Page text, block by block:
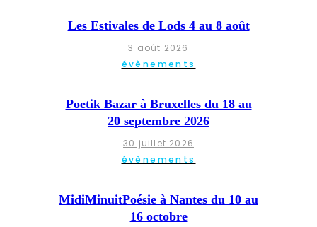
Les Estivales de Lods 4 au 8 août
3 août 2026
évènements
Poetik Bazar à Bruxelles du 18 au
20 septembre 2026
30 juillet 2026
évènements
MidiMinuitPoésie à Nantes du 10 au
16 octobre